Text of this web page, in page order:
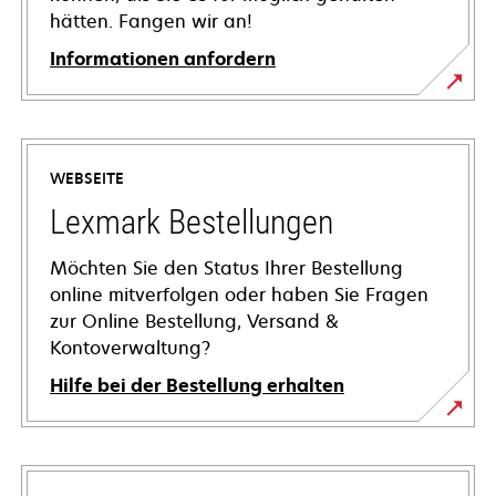
hätten. Fangen wir an!
Informationen anfordern
WEBSEITE
Lexmark Bestellungen
Möchten Sie den Status Ihrer Bestellung
online mitverfolgen oder haben Sie Fragen
zur Online Bestellung, Versand &
Kontoverwaltung?
Hilfe bei der Bestellung erhalten